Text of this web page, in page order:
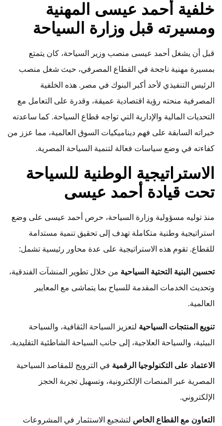
خلفية أحمد عيسى المهنية
ومسيرته قبل وزارة السياحة
قبل أن يشغل أحمد عيسى منصب وزير السياحة، كان يتمتع
بمسيرة مهنية ناجحة في القطاع المصرفي، حيث شغل منصب
الرئيس التنفيذي لأحد أكبر البنوك في مصر. هذه الخلفية
المصرفية منحته رؤية اقتصادية عميقة، وقدرة على التعامل مع
التحديات المالية والإدارية التي تواجه قطاع السياحة. كما ساعدته
خبراته السابقة على فهم ديناميكيات السوق العالمية، مما عزز من
كفاءته في وضع سياسات فعالة لتنمية السياحة المصرية.
الاستراتيجية الوطنية للسياحة
تحت قيادة أحمد عيسى
منذ توليه مسؤولية وزارة السياحة، حرص أحمد عيسى على وضع
استراتيجية وطنية متكاملة تهدف إلى تحقيق تنمية مستدامة
للقطاع. تقوم هذه الاستراتيجية على عدة محاور رئيسية تشمل:
تحسين البنية التحتية السياحية من خلال تطوير المنشآت الفندقية،
وتحديث الخدمات المقدمة للسياح بما يتماشى مع المعايير
العالمية.
تنويع المنتجات السياحية لتعزيز السياحة الثقافية، والسياحة
البيئية، والسياحة العلاجية، إلى جانب السياحة الشاطئية التقليدية.
الاعتماد على التكنولوجيا الرقمية في الترويج للمقاصد السياحية
المصرية عبر المنصات الإلكترونية، وتسهيل تجربة الحجز
الإلكتروني.
التعاون مع القطاع الخاص لتشجيع الاستثمار في المشروعات